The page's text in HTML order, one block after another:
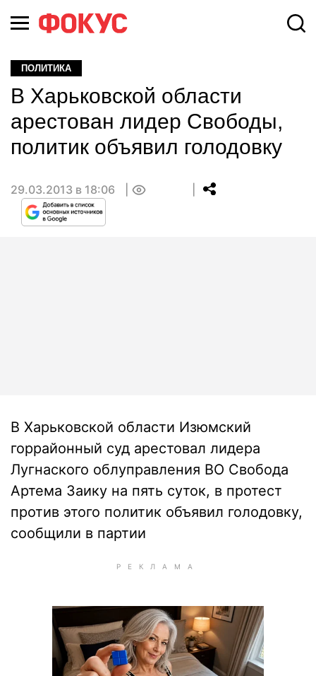
ПОЛИТИКА
В Харьковской области
арестован лидер Свободы,
политик объявил голодовку
29.03.2013 в 18:06
В Харьковской области Изюмский
горрайонный суд арестовал лидера
Лугнаского облуправления ВО Свобода
Артема Заику на пять суток, в протест
против этого политик объявил голодовку,
сообщили в партии